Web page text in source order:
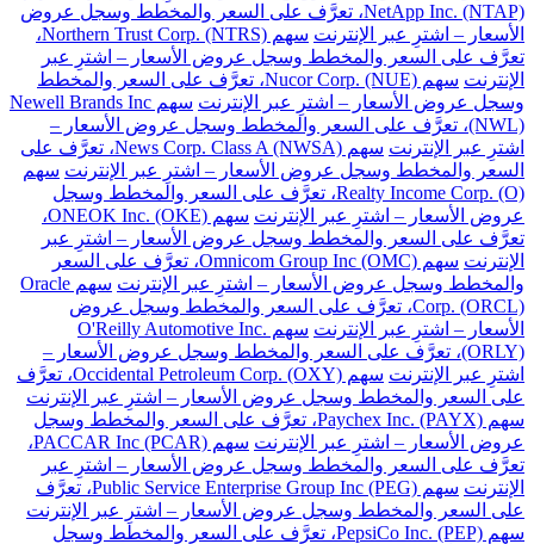
NetApp Inc. (NTAP)، تعرَّف على السعر والمخطط وسجل عروض
الأسعار – اشترِ عبر الإنترنت
سهم Northern Trust Corp. (NTRS)،
تعرَّف على السعر والمخطط وسجل عروض الأسعار – اشترِ عبر
الإنترنت
سهم Nucor Corp. (NUE)، تعرَّف على السعر والمخطط
وسجل عروض الأسعار – اشترِ عبر الإنترنت
سهم Newell Brands Inc
(NWL)، تعرَّف على السعر والمخطط وسجل عروض الأسعار –
اشترِ عبر الإنترنت
سهم News Corp. Class A (NWSA)، تعرَّف على
السعر والمخطط وسجل عروض الأسعار – اشترِ عبر الإنترنت سهم
Realty Income Corp. (O)، تعرَّف على السعر والمخطط وسجل
عروض الأسعار – اشترِ عبر الإنترنت
سهم ONEOK Inc. (OKE)،
تعرَّف على السعر والمخطط وسجل عروض الأسعار – اشترِ عبر
الإنترنت
سهم Omnicom Group Inc (OMC)، تعرَّف على السعر
والمخطط وسجل عروض الأسعار – اشترِ عبر الإنترنت
سهم Oracle
Corp. (ORCL)، تعرَّف على السعر والمخطط وسجل عروض
الأسعار – اشترِ عبر الإنترنت
سهم O'Reilly Automotive Inc.
(ORLY)، تعرَّف على السعر والمخطط وسجل عروض الأسعار –
اشترِ عبر الإنترنت
سهم Occidental Petroleum Corp. (OXY)، تعرَّف
على السعر والمخطط وسجل عروض الأسعار – اشترِ عبر الإنترنت
سهم Paychex Inc. (PAYX)، تعرَّف على السعر والمخطط وسجل
عروض الأسعار – اشترِ عبر الإنترنت
سهم PACCAR Inc (PCAR)،
تعرَّف على السعر والمخطط وسجل عروض الأسعار – اشترِ عبر
الإنترنت
سهم Public Service Enterprise Group Inc (PEG)، تعرَّف
على السعر والمخطط وسجل عروض الأسعار – اشترِ عبر الإنترنت
سهم PepsiCo Inc. (PEP)، تعرَّف على السعر والمخطط وسجل